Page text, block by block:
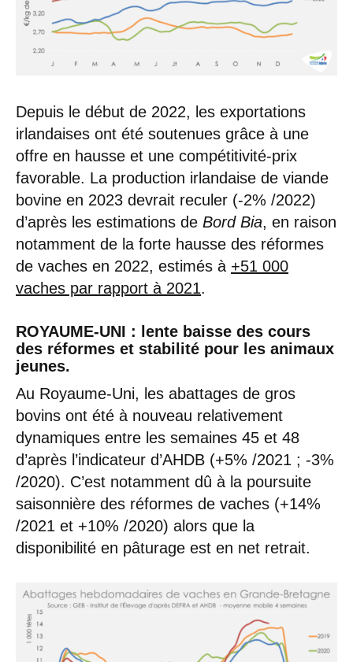
Depuis le début de 2022, les exportations
irlandaises ont été soutenues grâce à une
offre en hausse et une compétitivité-prix
favorable. La production irlandaise de viande
bovine en 2023 devrait reculer (-2% /2022)
d’après les estimations de Bord Bia, en raison
notamment de la forte hausse des réformes
de vaches en 2022, estimés à +51 000
vaches par rapport à 2021.
ROYAUME-UNI : lente baisse des cours
des réformes et stabilité pour les animaux
jeunes.
Au Royaume-Uni, les abattages de gros
bovins ont été à nouveau relativement
dynamiques entre les semaines 45 et 48
d’après l’indicateur d’AHDB (+5% /2021 ; -3%
/2020). C’est notamment dû à la poursuite
saisonnière des réformes de vaches (+14%
/2021 et +10% /2020) alors que la
disponibilité en pâturage est en net retrait.